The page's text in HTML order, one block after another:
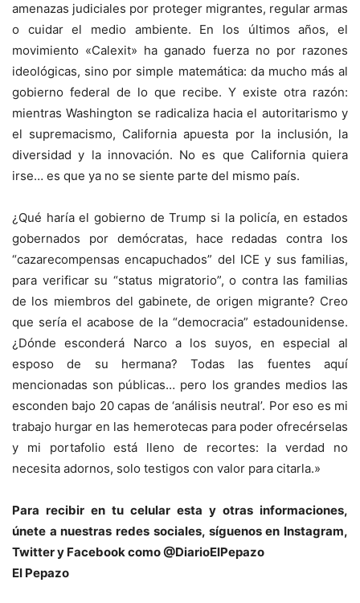
amenazas judiciales por proteger migrantes, regular armas
o cuidar el medio ambiente. En los últimos años, el
movimiento «Calexit» ha ganado fuerza no por razones
ideológicas, sino por simple matemática: da mucho más al
gobierno federal de lo que recibe. Y existe otra razón:
mientras Washington se radicaliza hacia el autoritarismo y
el supremacismo, California apuesta por la inclusión, la
diversidad y la innovación. No es que California quiera
irse… es que ya no se siente parte del mismo país.
¿Qué haría el gobierno de Trump si la policía, en estados
gobernados por demócratas, hace redadas contra los
“cazarecompensas encapuchados” del ICE y sus familias,
para verificar su “status migratorio”, o contra las familias
de los miembros del gabinete, de origen migrante? Creo
que sería el acabose de la “democracia” estadounidense.
¿Dónde esconderá Narco a los suyos, en especial al
esposo de su hermana? Todas las fuentes aquí
mencionadas son públicas… pero los grandes medios las
esconden bajo 20 capas de ‘análisis neutral’. Por eso es mi
trabajo hurgar en las hemerotecas para poder ofrecérselas
y mi portafolio está lleno de recortes: la verdad no
necesita adornos, solo testigos con valor para citarla.»
Para recibir en tu celular esta y otras informaciones,
únete a nuestras redes sociales, síguenos en Instagram,
Twitter y Facebook como @DiarioElPepazo
El Pepazo